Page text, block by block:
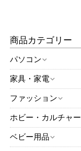
商品カテゴリー
パソコン
家具・家電
ファッション
ホビー・カルチャー
ベビー用品